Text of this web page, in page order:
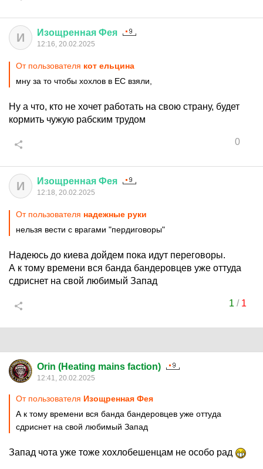
И Изощренная Фея
12:16, 20.02.2025
От пользователя кот ельцина
мну за то чтобы хохлов в ЕС взяли,
Ну а что, кто не хочет работать на свою страну, будет
кормить чужую рабским трудом
0
И Изощренная Фея
12:18, 20.02.2025
От пользователя надежные руки
нельзя вести с врагами "пердиговоры"
Надеюсь до киева дойдем пока идут переговоры.
А к тому времени вся банда бандеровцев уже оттуда
сдриснет на свой любимый Запад
1 / 1
Orin (Heating mains faction)
12:41, 20.02.2025
От пользователя Изощренная Фея
А к тому времени вся банда бандеровцев уже оттуда
сдриснет на свой любимый Запад
Запад чота уже тоже хохлобешенцам не особо рад